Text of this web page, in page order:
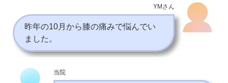
YMさん
昨年の10月から膝の痛みで悩んでい
ました。
当院